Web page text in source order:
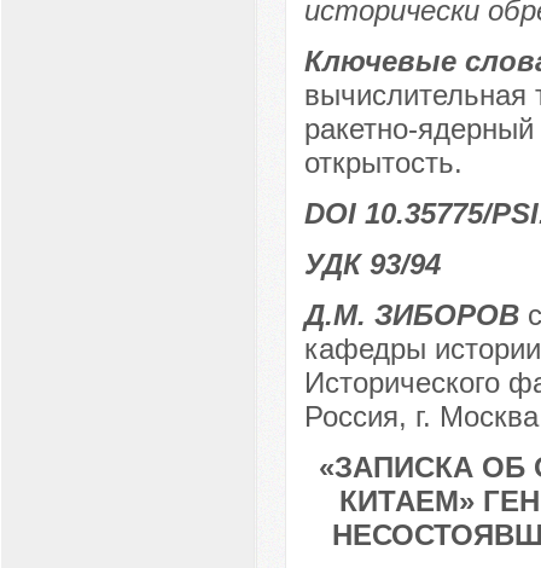
исторически
Ключевые
вычислительная
ракетно-
открытость.
DOI 10.35775/
УДК 93/94
Д.М. ЗИБОРОВ
кафедры
Исторического
Россия, г. Москва
«ЗАПИСКА
КИТАЕМ»